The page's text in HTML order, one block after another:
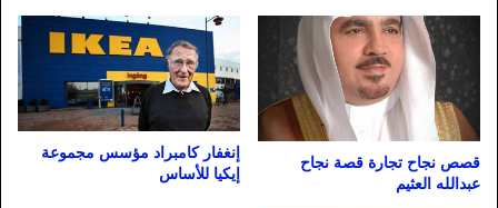
قصص نجاح تجارة قصة نجاح
عبدالله العثيم
إنغفار كامبراد مؤسس مجموعة
إيكيا للأساس